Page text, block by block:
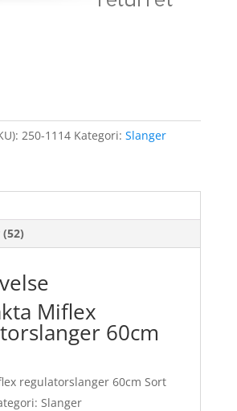
250-1114 Kategori: Slanger
Miflex
60cm
regulatorslanger 60cm Sort
Slanger